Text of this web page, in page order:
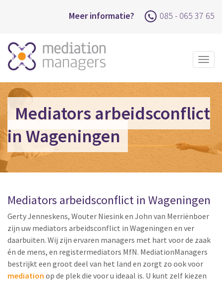
Meer informatie? 085 - 065 37 65
Mediators arbeidsconflict
in Wageningen
Mediators arbeidsconflict in Wageningen
Gerty Jenneskens, Wouter Niesink en John van Merriënboer
zijn uw mediators arbeidsconflict in Wageningen en ver
daarbuiten. Wij zijn ervaren managers met hart voor de zaak
én de mens, en registermediators MfN. MediationManagers
bestrijkt een groot deel van het land en zorgt zo ook voor
mediation op de plek die voor u ideaal is. U kunt zelf kiezen